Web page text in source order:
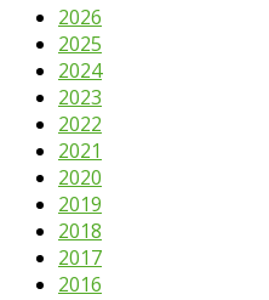
2026
2025
2024
2023
2022
2021
2020
2019
2018
2017
2016